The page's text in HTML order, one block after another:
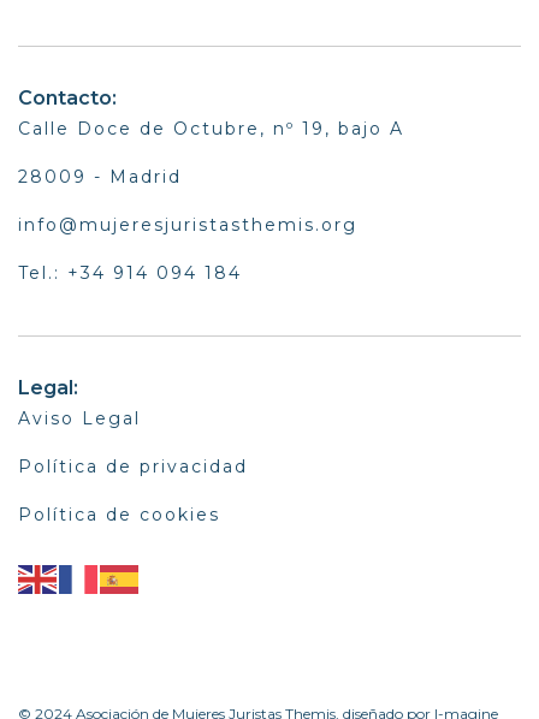
Contacto:
Calle Doce de Octubre, nº 19, bajo A
28009 - Madrid
info@mujeresjuristasthemis.org
Tel.: +34 914 094 184
Legal:
Aviso Legal
Política de privacidad
Política de cookies
© 2024 Asociación de Mujeres Juristas Themis, diseñado por I-magine